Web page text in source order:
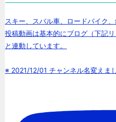
スキー、スバル車、ロードバイク、
投稿動画は基本的にブログ（下記リ
と連動しています。
※ 2021/12/01 チャンネル名変えまし